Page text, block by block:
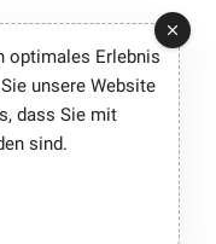
optimales Erlebnis
unsere Website
dass Sie mit
sind.